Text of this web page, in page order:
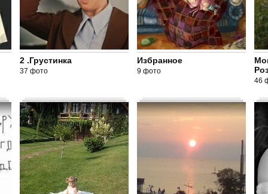
2 .Грустинка
37 фото
Избранное
9 фото
46